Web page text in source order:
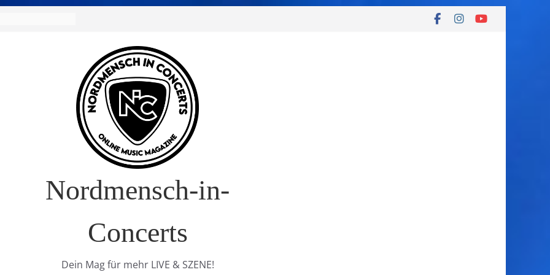
Europa-Tournee
Nordmensch-in-
Concerts
Dein Mag für mehr LIVE & SZENE!